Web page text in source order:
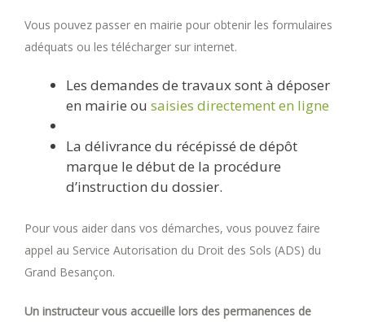
Vous pouvez passer en mairie pour obtenir les formulaires
adéquats ou les télécharger sur internet.
Les demandes de travaux sont à déposer
en mairie ou saisies directement en ligne
La délivrance du récépissé de dépôt
marque le début de la procédure
d’instruction du dossier.
Pour vous aider dans vos démarches, vous pouvez faire
appel au Service Autorisation du Droit des Sols (ADS) du
Grand Besançon.
Un instructeur vous accueille lors des permanences de